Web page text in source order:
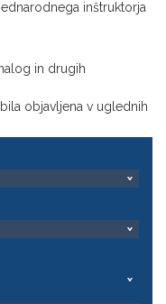
inštruktorja
in drugih
objavljena v uglednih